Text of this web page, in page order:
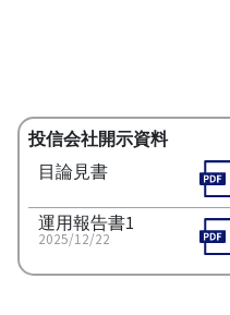
投信会社開示資料
目論見書
運用報告書1
2025/12/22